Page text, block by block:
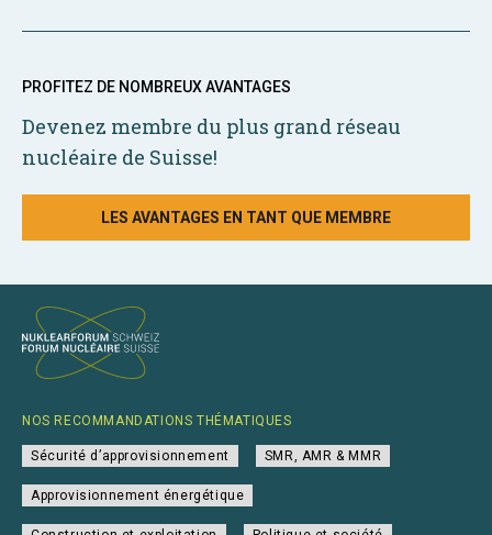
PROFITEZ DE NOMBREUX AVANTAGES
Devenez membre du plus grand réseau
nucléaire de Suisse!
LES AVANTAGES EN TANT QUE MEMBRE
NOS RECOMMANDATIONS THÉMATIQUES
Sécurité d’approvisionnement SMR, AMR & MMR
Approvisionnement énergétique